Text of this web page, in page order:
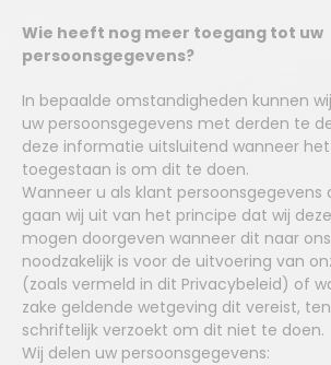
Wie heeft nog meer toegang tot uw
persoonsgegevens?
In bepaalde omstandigheden kunnen
uw persoonsgegevens met derden te
deze informatie uitsluitend wanneer
toegestaan is om dit te doen.
Wanneer u als klant persoonsgegevens
gaan wij uit van het principe dat wij
mogen doorgeven wanneer dit naar
noodzakelijk is voor de uitvoering van
(zoals vermeld in dit Privacybeleid) of
zake geldende wetgeving dit vereist,
schriftelijk verzoekt om dit niet te doen.
Wij delen uw persoonsgegevens: